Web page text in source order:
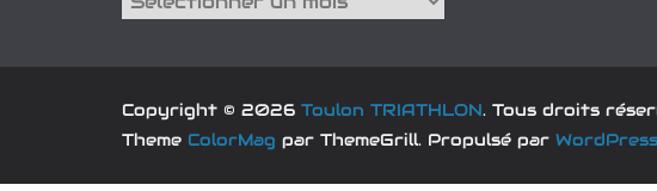
Copyright © 2026 Toulon TRIATHLON. Tous droits
Theme ColorMag par ThemeGrill. Propulsé par WordPress